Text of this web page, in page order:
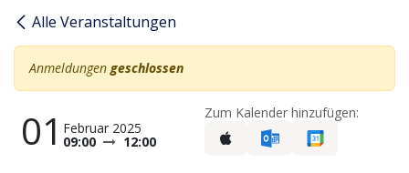
Alle Veranstaltungen
Anmeldungen geschlossen
01 Februar 2025
09:00 12:00
Zum Kalender hinzufügen: